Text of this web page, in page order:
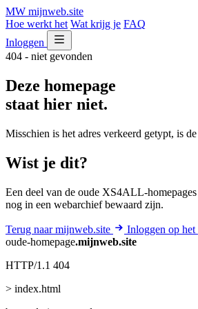
MW mijnweb.site
Hoe werkt het Wat krijg je FAQ
Inloggen
404 - niet gevonden
Deze homepage
staat hier niet.
Misschien is het adres verkeerd getypt, is
Wist je dit?
Een deel van de oude XS4ALL-
nog in een webarchief bewaard zijn.
Terug naar mijnweb.site
Inloggen op het
oude-homepage.mijnweb.site
HTTP/1.1 404
> index.html